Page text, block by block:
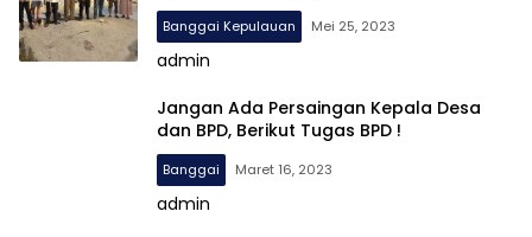
Banggai Kepulauan Mei 25, 2023
admin
Jangan Ada Persaingan Kepala Desa
dan BPD, Berikut Tugas BPD !
Banggai Maret 16, 2023
admin